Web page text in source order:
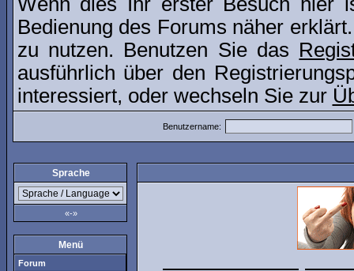
Bedienung des Forums näher
zu nutzen. Benutzen Sie das
ausführlich über den
interessiert, oder wechseln Sie zur
Benutzername:
Sprache
«-»
Menü
Forum